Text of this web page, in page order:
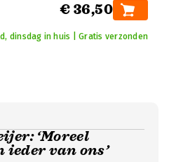
€ 36,50
dinsdag in huis | Gratis verzonden
‘Moreel
van ons’